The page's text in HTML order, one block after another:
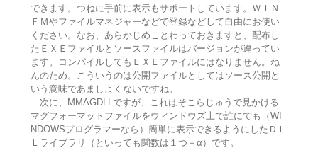
できます。つねに手前に表示もサポートしています。ＷＩＮ
ＦＭやファイルマネジャーなどで登録などして自由にお使い
ください。なお、あらかじめことわっておきますと、配布し
たＥＸＥファイルとソースファイルはバージョンが違ってい
ます。コンパイルしてもＥＸＥファイルにはなりません。ね
んのため。こういうのは公開ファイルとしてはソース公開と
いう意味であましよくないですね。
次に、MMAGDLLですが、これはそこらじゅうで見かける
マグフォーマットファイルをウィンドウズ上で誰にでも（WI
NDOWSプログラマーなら）簡単に表示できるようにしたＤＬ
Ｌライブラリ（といっても関数は１つ＋α）です。